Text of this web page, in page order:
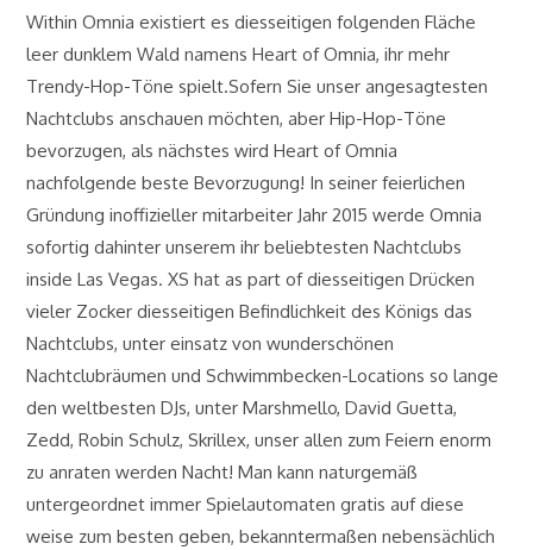
Within Omnia existiert es diesseitigen folgenden Fläche
leer dunklem Wald namens Heart of Omnia, ihr mehr
Trendy-Hop-Töne spielt.Sofern Sie unser angesagtesten
Nachtclubs anschauen möchten, aber Hip-Hop-Töne
bevorzugen, als nächstes wird Heart of Omnia
nachfolgende beste Bevorzugung! In seiner feierlichen
Gründung inoffizieller mitarbeiter Jahr 2015 werde Omnia
sofortig dahinter unserem ihr beliebtesten Nachtclubs
inside Las Vegas. XS hat as part of diesseitigen Drücken
vieler Zocker diesseitigen Befindlichkeit des Königs das
Nachtclubs, unter einsatz von wunderschönen
Nachtclubräumen und Schwimmbecken-Locations so lange
den weltbesten DJs, unter Marshmello, David Guetta,
Zedd, Robin Schulz, Skrillex, unser allen zum Feiern enorm
zu anraten werden Nacht! Man kann naturgemäß
untergeordnet immer Spielautomaten gratis auf diese
weise zum besten geben, bekanntermaßen nebensächlich